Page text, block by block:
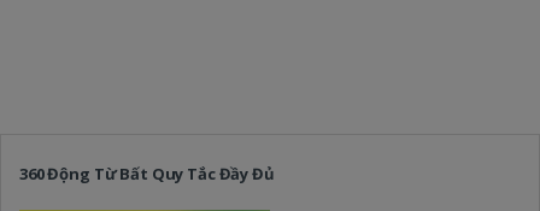
360 Động Từ Bất Quy Tắc Đầy Đủ